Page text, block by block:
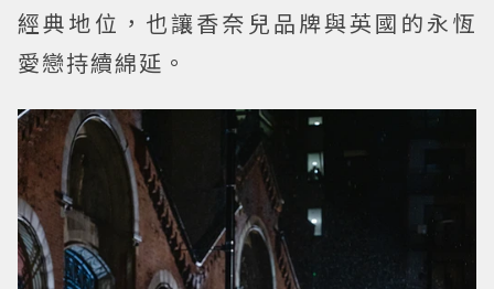
經典地位，也讓香奈兒品牌與英國的永恆
愛戀持續綿延。